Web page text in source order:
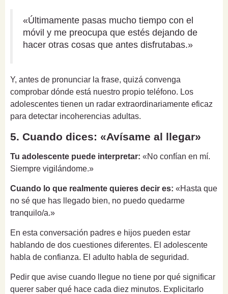
«Últimamente pasas mucho tiempo con el
móvil y me preocupa que estés dejando de
hacer otras cosas que antes disfrutabas.»
Y, antes de pronunciar la frase, quizá convenga
comprobar dónde está nuestro propio teléfono. Los
adolescentes tienen un radar extraordinariamente eficaz
para detectar incoherencias adultas.
5. Cuando dices: «Avísame al llegar»
Tu adolescente puede interpretar: «No confían en mí.
Siempre vigilándome.»
Cuando lo que realmente quieres decir es: «Hasta que
no sé que has llegado bien, no puedo quedarme
tranquilo/a.»
En esta conversación padres e hijos pueden estar
hablando de dos cuestiones diferentes. El adolescente
habla de confianza. El adulto habla de seguridad.
Pedir que avise cuando llegue no tiene por qué significar
querer saber qué hace cada diez minutos. Explicitarlo